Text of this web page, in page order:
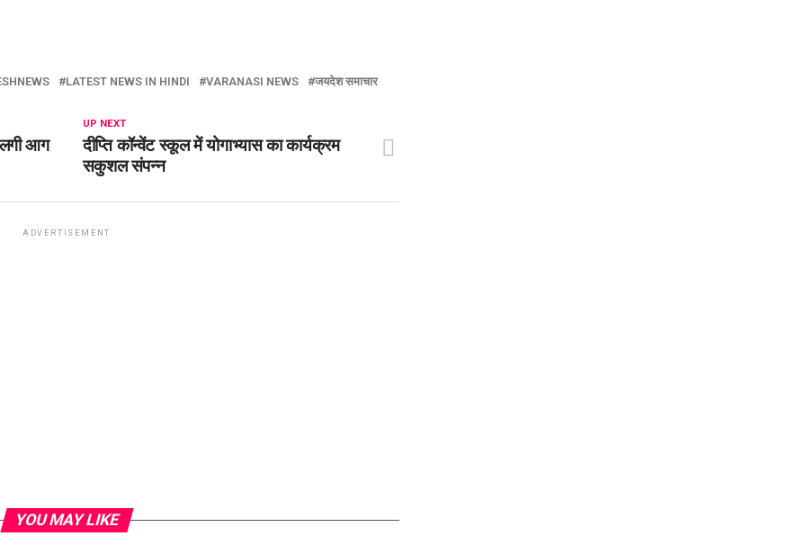
LATEST NEWS IN HINDI VARANASI NEWS जयदेश समाचार
UP NEXT
दीप्ति कॉन्वेंट स्कूल में योगाभ्यास का कार्यक्रम
सकुशल संपन्न
आग
ADVERTISEMENT
YOU MAY LIKE